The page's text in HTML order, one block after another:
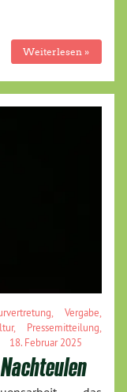
Weiterlesen »
,Vergabe
, Pressemitteilung
18. Februar 2025